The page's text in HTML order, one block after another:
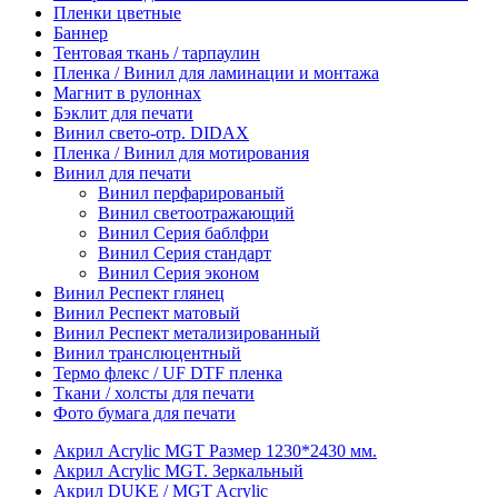
Пленки цветные
Баннер
Тентовая ткань / тарпаулин
Пленка / Винил для ламинации и монтажа
Магнит в рулоннах
Бэклит для печати
Винил свето-отр. DIDAX
Пленка / Винил для мотирования
Винил для печати
Винил перфарированый
Винил светоотражающий
Винил Серия баблфри
Винил Серия стандарт
Винил Серия эконом
Винил Респект глянец
Винил Респект матовый
Винил Респект метализированный
Винил транслюцентный
Термо флекс / UF DTF пленка
Ткани / холсты для печати
Фото бумага для печати
Акрил Acrylic MGT Размер 1230*2430 мм.
Акрил Acrylic MGT. Зеркальный
Акрил DUKE / MGT Acrylic